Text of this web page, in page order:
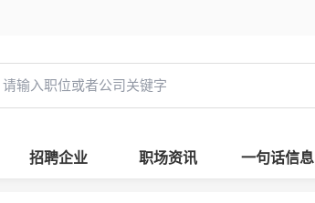
招聘企业 职场资讯 一句话信息